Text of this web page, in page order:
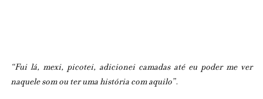
“Fui lá, mexi, picotei, adicionei camadas até eu poder me ver
naquele som ou ter uma história com aquilo”.